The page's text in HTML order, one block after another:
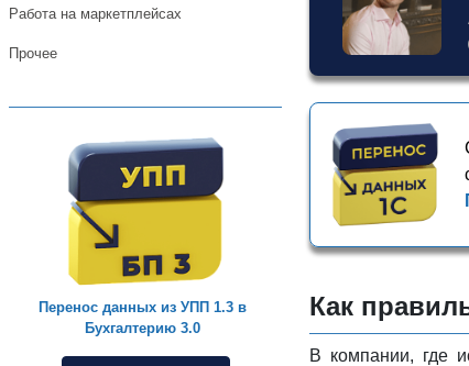
Работа на маркетплейсах
Прочее
Перенос данных из УПП 1.3 в
Бухгалтерию 3.0
Как
В компании, где